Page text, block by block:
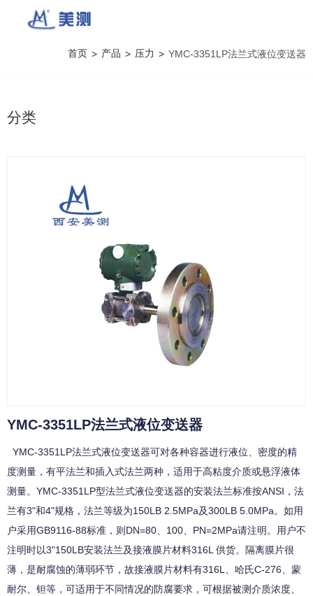
首页 > 产品 > 压力 > YMC-3351LP法兰式液位变送器
分类
YMC-3351LP法兰式液位变送器
YMC-3351LP法兰式液位变送器可对各种容器进行液位、密度的精
度测量，有平法兰和插入式法兰两种，适用于高粘度介质或悬浮液体
测量。YMC-3351LP型法兰式液位变送器的安装法兰标准按ANSI，法
兰有3"和4"规格，法兰等级为150LB 2.5MPa及300LB 5.0MPa。如用
户采用GB9116-88标准，则DN=80、100、PN=2MPa请注明。用户不
注明时以3"150LB安装法兰及接液膜片材料316L 供货。隔离膜片很
薄，是耐腐蚀的薄弱环节，故接液膜片材料有316L、哈氏C-276、蒙
耐尔、钽等，可适用于不同情况的防腐要求，可根据被测介质浓度、